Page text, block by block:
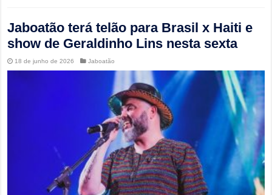
Jaboatão terá telão para Brasil x Haiti e
show de Geraldinho Lins nesta sexta
18 de junho de 2026 Jaboatão